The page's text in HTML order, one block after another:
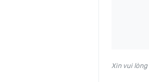
Xin vui lòng